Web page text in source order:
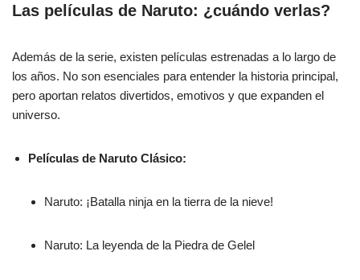
Las películas de Naruto: ¿cuándo verlas?
Además de la serie, existen películas estrenadas a lo largo de
los años. No son esenciales para entender la historia principal,
pero aportan relatos divertidos, emotivos y que expanden el
universo.
Películas de Naruto Clásico:
Naruto: ¡Batalla ninja en la tierra de la nieve!
Naruto: La leyenda de la Piedra de Gelel